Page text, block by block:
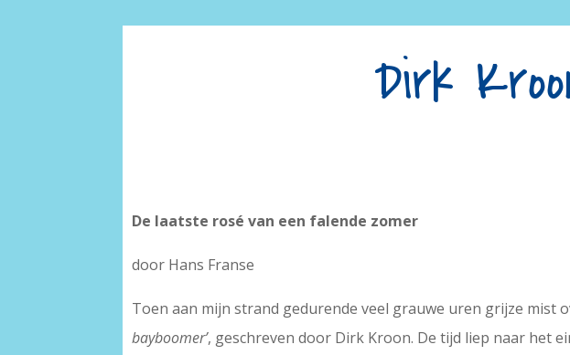
Dirk
De laatste rosé van een falende zomer
door Hans Franse
Toen aan mijn strand gedurende veel grauwe uren grijze mist
bayboomer’, geschreven door Dirk Kroon. De tijd liep naar het